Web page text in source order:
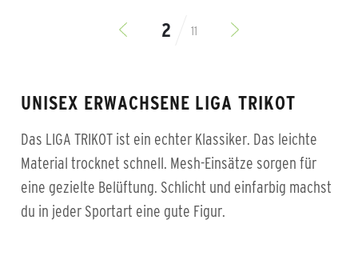
11
UNISEX ERWACHSENE LIGA TRIKOT
Das LIGA TRIKOT ist ein echter Klassiker. Das leichte
Material trocknet schnell. Mesh-Einsätze sorgen für
eine gezielte Belüftung. Schlicht und einfarbig machst
du in jeder Sportart eine gute Figur.